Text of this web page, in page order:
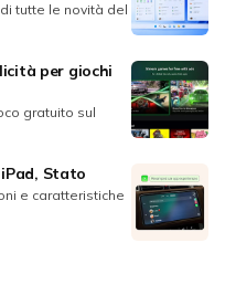
tutte le novità del
per giochi
gratuito sul
Stato
e caratteristiche